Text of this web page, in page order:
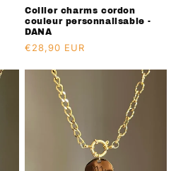
Collier charms cordon
couleur personnalisable -
DANA
Prix
€28,90 EUR